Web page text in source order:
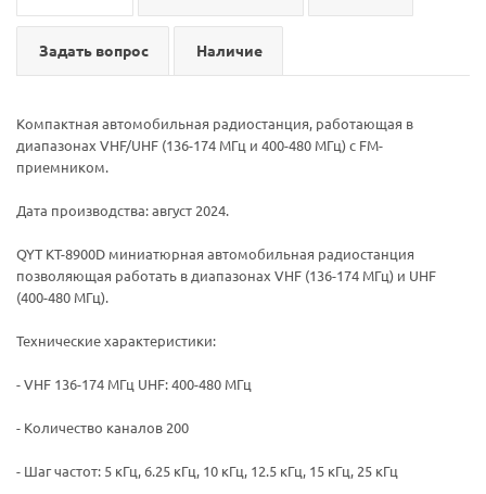
Задать вопрос Наличие
Компактная автомобильная радиостанция, работающая в
диапазонах VHF/UHF (136-174 МГц и 400-480 МГц) с FM-
приемником.
Дата производства: август 2024.
QYT KT-8900D миниатюрная автомобильная радиостанция
позволяющая работать в диапазонах VHF (136-174 МГц) и UHF
(400-480 МГц).
Технические характеристики:
- VHF 136-174 МГц UHF: 400-480 МГц
- Количество каналов 200
- Шаг частот: 5 кГц, 6.25 кГц, 10 кГц, 12.5 кГц, 15 кГц, 25 кГц